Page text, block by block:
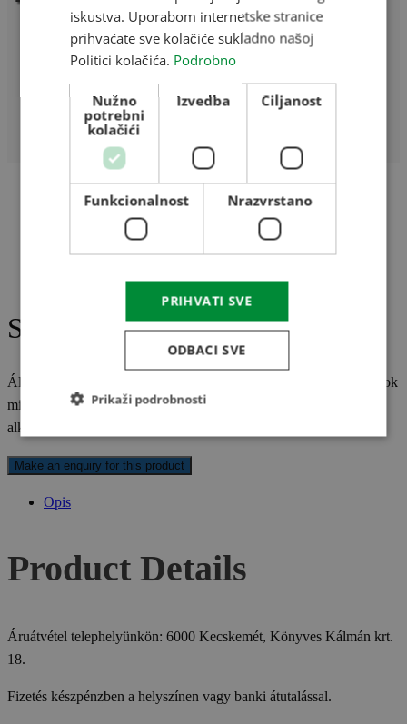
Serlegkanál JET 14-100
Általunk forgalmazott serlegkanalak és hozzá tartozó serlegcsavarok
minden méretben az Önök rendelkezésére áll. Keressék
alkatrészeseinket.
Opis
Product Details
Áruátvétel telephelyünkön: 6000 Kecskemét, Könyves Kálmán krt.
18.
Fizetés készpénzben a helyszínen vagy banki átutalással.
ROMANIAN
CROATIAN
iskustva. Uporabom internetske stranice
prihvaćate sve kolačiće sukladno našoj
Politici kolačića. Podrobno
Nužno
potrebni
kolačići
Izvedba Ciljanost
Funkcionalnost Nrazvrstano
PRIHVATI SVE
ODBACI SVE
Prikaži podrobnosti